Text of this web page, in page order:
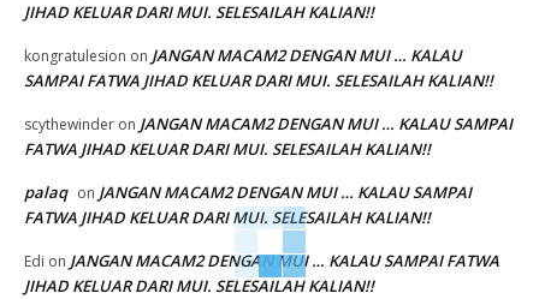
JIHAD KELUAR DARI MUI. SELESAILAH KALIAN!!
kongratulesion on JANGAN MACAM2 DENGAN MUI … KALAU
SAMPAI FATWA JIHAD KELUAR DARI MUI. SELESAILAH KALIAN!!
scythewinder on JANGAN MACAM2 DENGAN MUI … KALAU SAMPAI
FATWA JIHAD KELUAR DARI MUI. SELESAILAH KALIAN!!
palaq on JANGAN MACAM2 DENGAN MUI … KALAU SAMPAI
FATWA JIHAD KELUAR DARI MUI. SELESAILAH KALIAN!!
Edi on JANGAN MACAM2 DENGAN MUI … KALAU SAMPAI FATWA
JIHAD KELUAR DARI MUI. SELESAILAH KALIAN!!